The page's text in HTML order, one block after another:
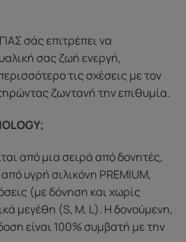
σάς επιτρέπει να
σας ζωή ενεργή,
τις σχέσεις με τον
ζωντανή την επιθυμία.
από μια σειρά από δονητές,
υγρή σιλικόνη PREMIUM,
(με δόνηση και χωρίς
μεγέθη (S, M, L). Η δονούμενη,
είναι 100% συμβατή με την